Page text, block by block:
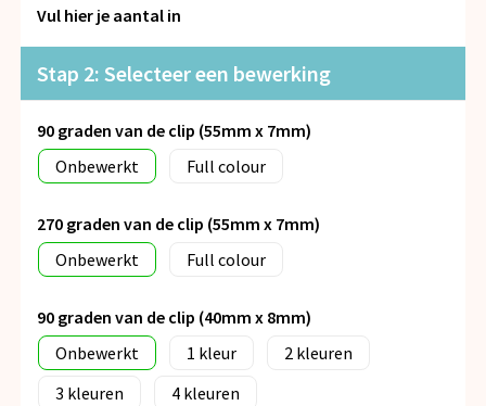
Snoepgoed
Spellen voor binnen en buiten
Veiligheid, Auto en Fiets
Vrije tijd en Strand
Anti-stress
Vul hier je aantal in
Stap 2: Selecteer een bewerking
90 graden van de clip (55mm x 7mm)
Onbewerkt
Full colour
270 graden van de clip (55mm x 7mm)
Onbewerkt
Full colour
90 graden van de clip (40mm x 8mm)
Onbewerkt
1
2
3
4